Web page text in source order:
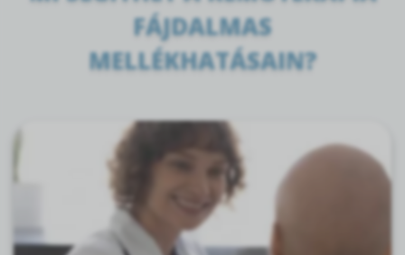
FÁJDALMAS
MELLÉKHATÁSAIN?